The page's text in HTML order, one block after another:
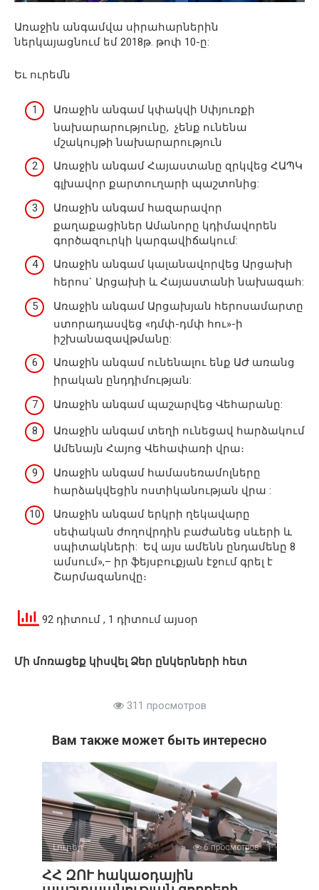
Առաջին անգամվա սիրահարներին
ներկայացնում եմ 2018թ. թոփ 10-ը:
Եւ ուրեմն
Առաջին անգամ կփակվի Սփյուռքի
նախարարությունը, չենք ունենա
մշակույթի նախարարություն
Առաջին անգամ Հայաստանը զրկվեց ՀԱՊԿ
գլխավոր քարտուղարի պաշտոնից:
Առաջին անգամ հազարավոր
քաղաքացիներ Ամանորը կդիմավորեն
գործազուրկի կարգավիճակում:
Առաջին անգամ կալանավորվեց Արցախի
հերոս` Արցախի և Հայաստանի նախագահ:
Առաջին անգամ Արցախյան հերոսամարտը
ստորադասվեց «դմփ-դմփ հու»-ի
իշխանազավթմանը:
Առաջին անգամ ունենալու ենք ԱԺ առանց
իրական ընդդիմության:
Առաջին անգամ պաշարվեց Վեհարանը:
Առաջին անգամ տեղի ունեցավ հարձակում
Ամենայն Հայոց Վեհափառի վրա։
Առաջին անգամ համասեռամոլները
հարձակվեցին ոստիկանության վրա :
Առաջին անգամ երկրի ղեկավարը
սեփական ժողովրդին բաժանեց սևերի և
սպիտակների: Եվ այս ամենն ընդամենը 8
ամսում»,– իր ֆեյսբուքյան էջում գրել է
Շարմազանովը։
92 դիտում , 1 դիտում այսօր
Մի մոռացեք կիսվել Ձեր ընկերների հետ
311 просмотров
Вам также может быть интересно
Լուրեր 6 просмотров
ՀՀ ԶՈՒ հակաօդային